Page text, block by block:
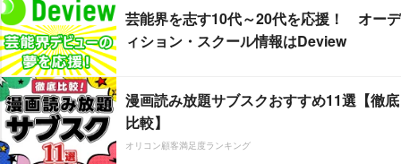
芸能界を志す10代～20代を応援！ オーデ
ィション・スクール情報はDeview
漫画読み放題サブスクおすすめ11選【徹底
比較】
オリコン顧客満足度ランキング